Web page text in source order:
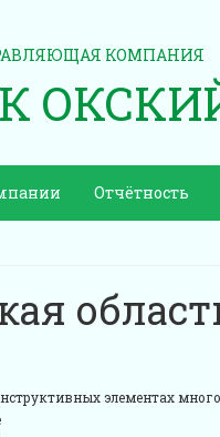
КОМПАНИЯ
Отчётность
элементах